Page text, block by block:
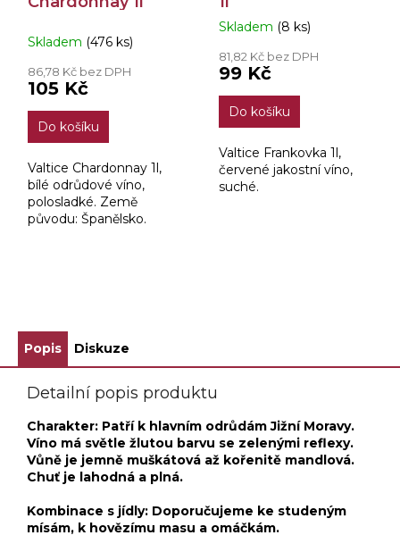
Skladem (476 ks)
86,78 Kč bez DPH
105 Kč
Do košíku
Valtice Chardonnay 1l,
bílé odrůdové víno,
polosladké. Země
původu: Španělsko.
Průměrné
produktu
je
4,0
5
hvězdiček.
Skladem (8 ks)
81,82 Kč bez DPH
99 Kč
Do košíku
Valtice Frankovka 1l,
červené jakostní víno,
suché.
Popis Diskuze
Detailní popis produktu
Charakter: Patří k hlavním odrůdám Jižní Moravy.
Víno má světle žlutou barvu se zelenými reflexy.
Vůně je jemně muškátová až kořenitě mandlová.
Chuť je lahodná a plná.
Kombinace s jídly: Doporučujeme ke studeným
mísám, k hovězímu masu a omáčkám.